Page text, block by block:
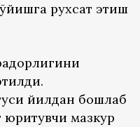
рухсат этиш
йилдан бошлаб
юритувчи мазкур